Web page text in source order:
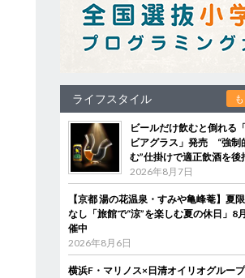
ライフスタイル
ビールだけ飲むと倒れる
ビアグラス」発売 “強制
む”仕掛けで適正飲酒を後
2026年8月7日
【京都 湯の花温泉・すみや亀峰菴】夏
なし「旅館で“涼”を楽しむ夏の休日」8
催中
2026年8月6日
横浜F・マリノス×日清オイリオグルー